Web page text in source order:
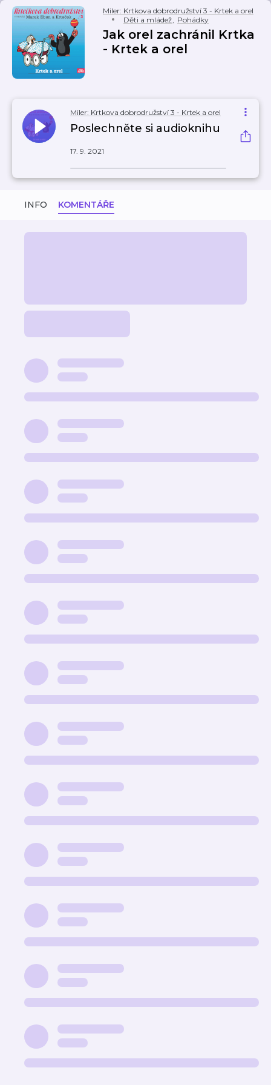
Miler: Krtkova dobrodružství 3 - Krtek a orel
Děti a mládež, Pohádky
Jak orel zachránil Krtka
- Krtek a orel
Miler: Krtkova dobrodružství 3 - Krtek a orel
Poslechněte si audioknihu
17. 9. 2021
INFO KOMENTÁŘE